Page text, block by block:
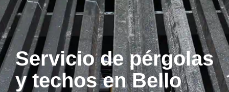
Servicio de pérgolas
y techos en Bello